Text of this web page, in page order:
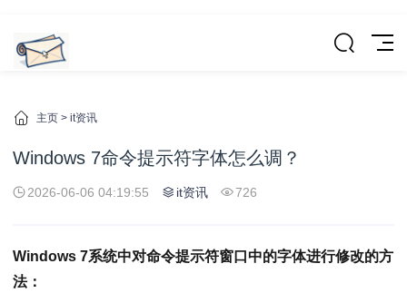
主页 > it资讯
Windows 7命令提示符字体怎么调？
2026-06-06 04:19:55 it资讯 726
Windows 7系统中对命令提示符窗口中的字体进行修改的方
法：